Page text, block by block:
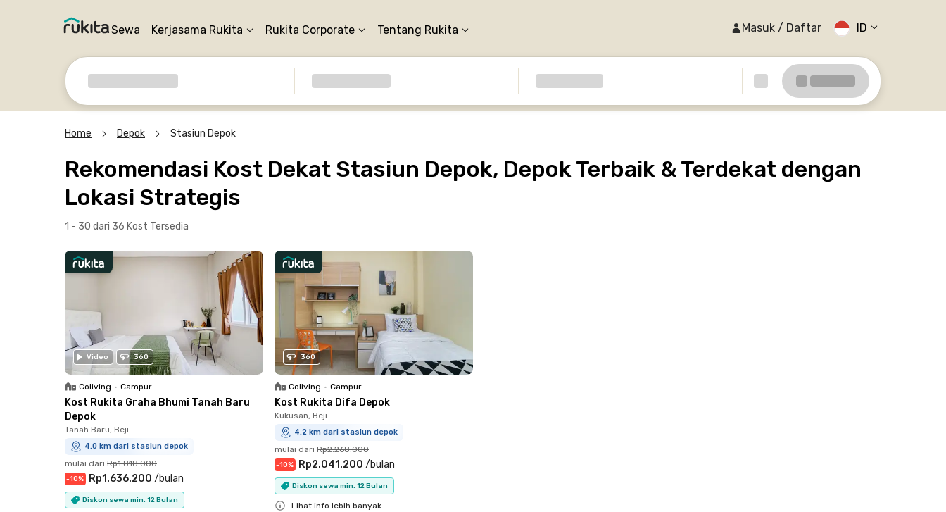
Sewa Kerjasama Rukita Rukita Corporate Tentang Rukita Masuk / Daftar ID
Home Depok Stasiun Depok
Rekomendasi Kost Dekat Stasiun Depok, Depok Terbaik & Terdekat dengan
Lokasi Strategis
1 - 30 dari 36 Kost Tersedia
Video 360
Coliving • Campur
Kost Rukita Graha Bhumi Tanah Baru
Depok
Tanah Baru, Beji
4.0 km dari stasiun depok
mulai dari Rp1.818.000
-10% Rp1.636.200 /bulan
Diskon sewa min. 12 Bulan
360
Coliving • Campur
Kost Rukita Difa Depok
Kukusan, Beji
4.2 km dari stasiun depok
mulai dari Rp2.268.000
-10% Rp2.041.200 /bulan
Diskon sewa min. 12 Bulan
Lihat info lebih banyak